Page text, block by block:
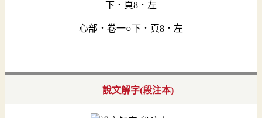
心部．卷一○下．頁8．左
說文解字(段注本)